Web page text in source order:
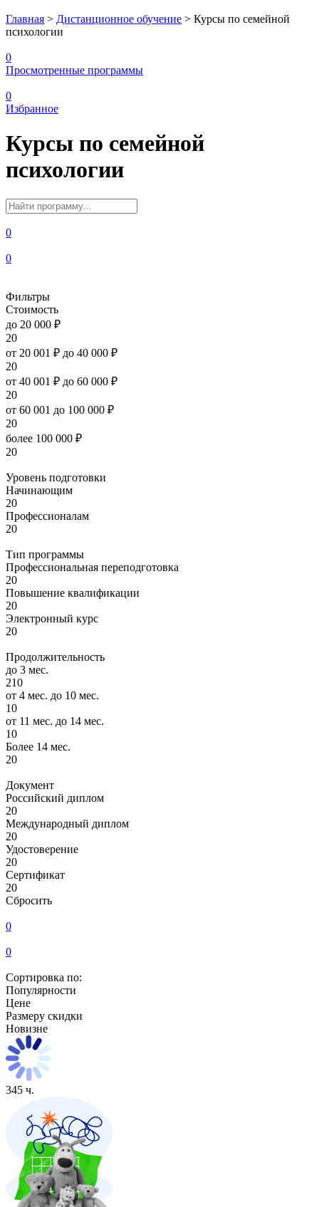
Главная > Дистанционное обучение > Курсы по семейной
психологии
0
Просмотренные программы
0
Избранное
Курсы по семейной
психологии
0
0
Фильтры
Стоимость
до 20 000 ₽
20
от 20 001 ₽ до 40 000 ₽
20
от 40 001 ₽ до 60 000 ₽
20
от 60 001 до 100 000 ₽
20
более 100 000 ₽
20
Уровень подготовки
Начинающим
20
Профессионалам
20
Тип программы
Профессиональная переподготовка
20
Повышение квалификации
20
Электронный курс
20
Продолжительность
до 3 мес.
210
от 4 мес. до 10 мес.
10
от 11 мес. до 14 мес.
10
Более 14 мес.
20
Документ
Российский диплом
20
Международный диплом
20
Удостоверение
20
Сертификат
20
Сбросить
0
0
Сортировка по:
Популярности
Цене
Размеру скидки
Новизне
345 ч.